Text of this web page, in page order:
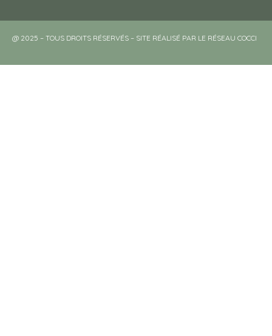
@ 2025 – TOUS DROITS RÉSERVÉS – SITE RÉALISÉ PAR LE RÉSEAU COCCI